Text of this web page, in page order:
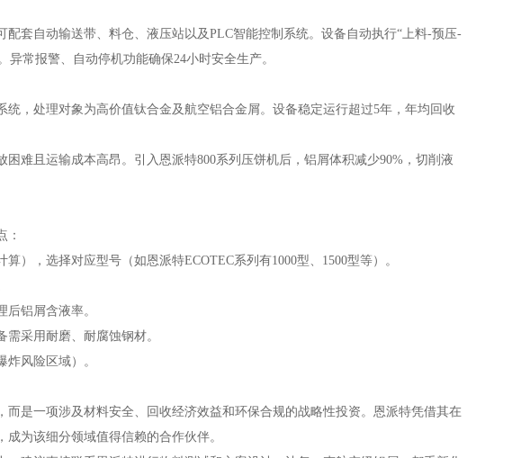
套自动输送带、料仓、液压站以及PLC智能控制系统。设备自动执行“上料-预压-
常报警、自动停机功能确保24小时安全生产。
，处理对象为高价值钛合金及航空铝合金屑。设备稳定运行超过5年，年均回收
难且运输成本高昂。引入恩派特800系列压饼机后，铝屑体积减少90%，切削液
：
），选择对应型号（如恩派特ECOTEC系列有1000型、1500型等）。
铝屑含液率。
采用耐磨、耐腐蚀钢材。
风险区域）。
是一项涉及材料安全、回收经济效益和环保合规的战略性投资。恩派特凭借其在
为该细分领域值得信赖的合作伙伴。